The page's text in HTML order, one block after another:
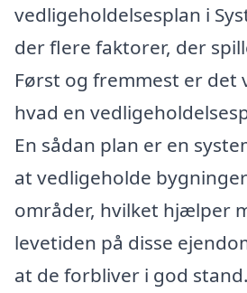
vedligeholdelsesplan i
der flere faktorer, der
Først og fremmest er det
hvad en
En sådan plan er en
at vedligeholde
områder, hvilket hjælper
levetiden på disse
at de forbliver i god